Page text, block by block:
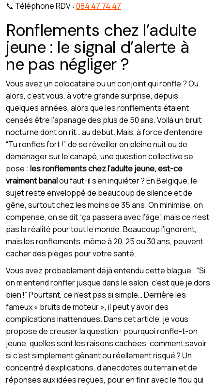
📞 Téléphone RDV : 084 47 74 47
Ronflements chez l’adulte
jeune : le signal d’alerte à
ne pas négliger ?
Vous avez un colocataire ou un conjoint qui ronfle ? Ou
alors, c’est vous, à votre grande surprise, depuis
quelques années, alors que les ronflements étaient
censés être l’apanage des plus de 50 ans. Voilà un bruit
nocturne dont on rit… au début. Mais, à force d’entendre
“Tu ronfles fort !”, de se réveiller en pleine nuit ou de
déménager sur le canapé, une question collective se
pose : les ronflements chez l’adulte jeune, est-ce
vraiment banalou faut-il s’en inquiéter ? En Belgique, le
sujet reste enveloppé de beaucoup de silence et de
gêne, surtout chez les moins de 35 ans. On minimise, on
compense, on se dit “ça passera avec l’âge”, mais ce n’est
pas la réalité pour tout le monde. Beaucoup l’ignorent,
mais les ronflements, même à 20, 25 ou 30 ans, peuvent
cacher des pièges pour votre santé.
Vous avez probablement déjà entendu cette blague : “Si
on m’entend ronfler jusque dans le salon, c’est que je dors
bien !” Pourtant, ce n’est pas si simple… Derrière les
fameux « bruits de moteur », il peut y avoir des
complications inattendues. Dans cet article, je vous
propose de creuser la question : pourquoi ronfle-t-on
jeune, quelles sont les raisons cachées, comment savoir
si c’est simplement gênant ou réellement risqué ? Un
concentré d’explications, d’anecdotes du terrain et de
réponses aux idées reçues, pour en finir avec le flou qui